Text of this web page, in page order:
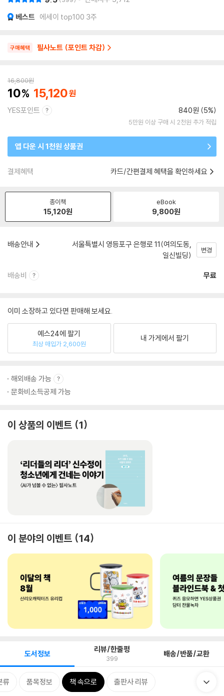
베스트 에세이 top100 3주
구매혜택 필사노트 (포인트 차감)
16,800원
10 15,120
YES포인트 840원 (5%)
5만원 이상 구매 시 2천원 추가 적립
앱 다운 시 1천원 상품권
결제혜택 카드/간편결제 혜택을 확인하세요
종이책
15,120원
eBook
9,800원
배송안내
서울특별시 영등포구 은행로 11(여의도동,
일신빌딩)
변경
배송비 무료
이미 소장하고 있다면 판매해 보세요.
예스24에 팔기
최상 매입가 2,600원
내 가게에서 팔기
해외배송 가능
문화비소득공제 가능
이 상품의 이벤트 1
이 분야의 이벤트 14
도서정보 리뷰/한줄평
399 배송/반품/교환
류 품목정보 책 속으로 출판사 리뷰